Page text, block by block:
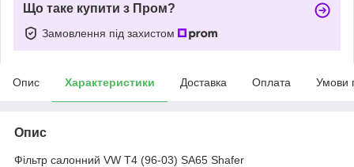
Що таке купити з Пром?
Замовлення під захистом
Опис Характеристики Доставка Оплата Умови
Опис
Фільтр салонний VW T4 (96-03) SA65 Shafer